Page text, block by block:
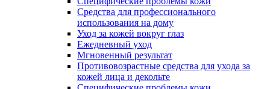
Средства для профессионального
использования на дому
Уход за кожей вокруг глаз
Ежедневный уход
Мгновенный результат
Противовозрастные средства для ухода за
кожей лица и декольте